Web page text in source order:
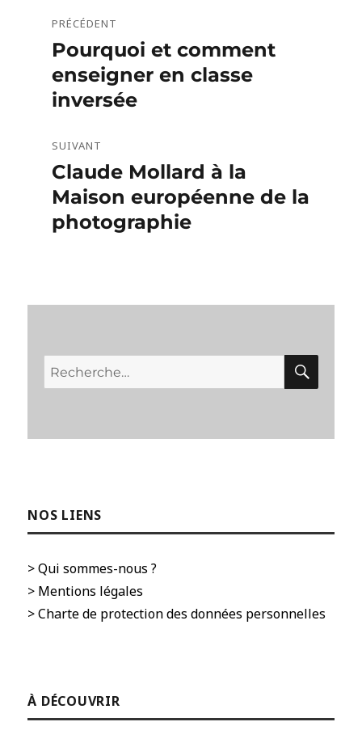
Navigation
de
l’article
PRÉCÉDENT
Publication
précédente :
Pourquoi et comment
enseigner en classe
inversée
SUIVANT
Publication
suivante :
Claude Mollard à la
Maison européenne de la
photographie
Recherche
pour :
NOS LIENS
> Qui sommes-nous ?
> Mentions légales
> Charte de protection des données personnelles
À DÉCOUVRIR